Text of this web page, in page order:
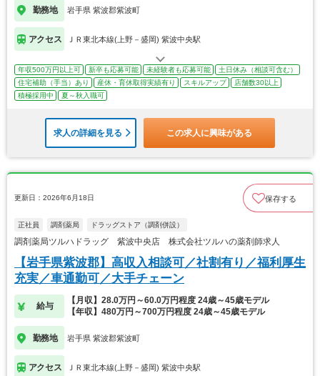
勤務地 岩手県 紫波郡紫波町
アクセス ＪＲ東北本線(上野－盛岡) 紫波中央駅
年収500万円以上可 新卒も応募可能 未経験者も応募可能
土日休み（相談可含む）
住宅補助（手当）あり
産休・育休取得実績有り スキルアップ
店舗数30以上
積極採用中
夏～秋入職可
求人の詳細を見る この求人に興味がある
更新日：2026年6月18日 保存する
正社員 調剤薬局 ドラッグストア（調剤併設）
調剤薬局ツルハドラッグ 紫波中央店 株式会社ツルハの薬剤師求人
【岩手県紫波郡】高収入相談可／社割有り／福利厚生
充実／車通勤可／大手チェーン
給与
【月収】28.0万円～60.0万円程度 24歳～45歳モデル
【年収】480万円～700万円程度 24歳～45歳モデル
勤務地 岩手県 紫波郡紫波町
アクセス ＪＲ東北本線(上野－盛岡) 紫波中央駅